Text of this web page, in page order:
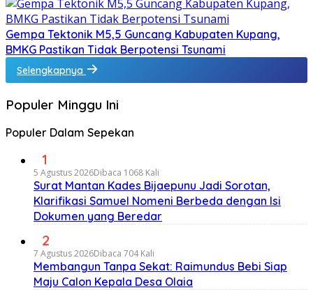
Gempa Tektonik M5,5 Guncang Kabupaten Kupang,
BMKG Pastikan Tidak Berpotensi Tsunami
Selengkapnya
Populer Minggu Ini
Populer Dalam Sepekan
1
5 Agustus 2026Dibaca 1068 Kali
Surat Mantan Kades Bijaepunu Jadi Sorotan,
Klarifikasi Samuel Nomeni Berbeda dengan Isi
Dokumen yang Beredar
2
7 Agustus 2026Dibaca 704 Kali
Membangun Tanpa Sekat: Raimundus Bebi Siap
Maju Calon Kepala Desa Olaia